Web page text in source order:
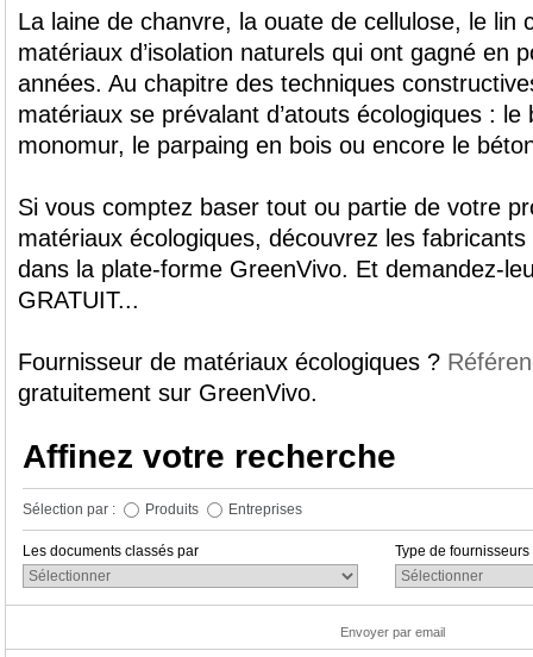
La laine de chanvre, la ouate de cellulose, le lin
matériaux d’isolation naturels qui ont gagné en
années. Au chapitre des techniques
matériaux se prévalant d’atouts écologiques : le
monomur, le parpaing en bois ou encore le
Si vous comptez baser tout ou partie de votre
matériaux écologiques, découvrez les
dans la plate-forme GreenVivo. Et demandez-
GRATUIT...
Fournisseur de matériaux écologiques ?
gratuitement sur GreenVivo.
Affinez votre recherche
Sélection par : Produits Entreprises
Les documents classés par Type de fournisseurs
Envoyer par email